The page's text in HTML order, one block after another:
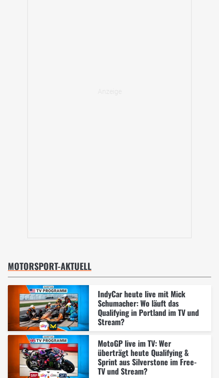
MOTORSPORT-AKTUELL
IndyCar heute live mit Mick
Schumacher: Wo läuft das
Qualifying in Portland im TV und
Stream?
MotoGP live im TV: Wer
überträgt heute Qualifying &
Sprint aus Silverstone im Free-
TV und Stream?